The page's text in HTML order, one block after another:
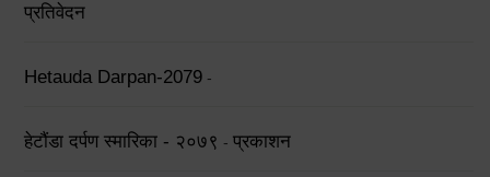
प्रतिवेदन
Hetauda Darpan-2079 -
हेटौंडा दर्पण स्मारिका - २०७९ - प्रकाशन